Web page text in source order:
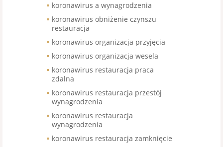
koronawirus a wynagrodzenia
koronawirus obniżenie czynszu
restauracja
koronawirus organizacja przyjęcia
koronawirus organizacja wesela
koronawirus restauracja praca
zdalna
koronawirus restauracja przestój
wynagrodzenia
koronawirus restauracja
wynagrodzenia
koronawirus restauracja zamknięcie